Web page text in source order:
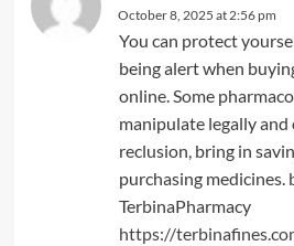
October 8, 2025 at 2:56 pm
You can protect
being alert when
online. Some
manipulate legally and
reclusion, bring in
purchasing medicines.
TerbinaPharmacy
https://